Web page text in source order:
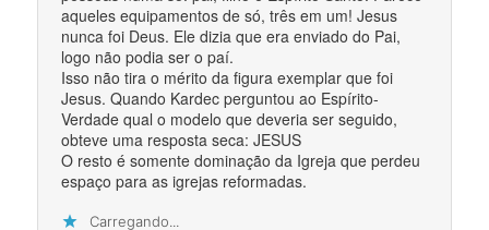
aqueles equipamentos de só, três em um! Jesus
nunca foi Deus. Ele dizia que era enviado do Pai,
logo não podia ser o paí.
Isso não tira o mérito da figura exemplar que foi
Jesus. Quando Kardec perguntou ao Espírito-
Verdade qual o modelo que deveria ser seguido,
obteve uma resposta seca: JESUS
O resto é somente dominação da Igreja que perdeu
espaço para as igrejas reformadas.
Carregando...